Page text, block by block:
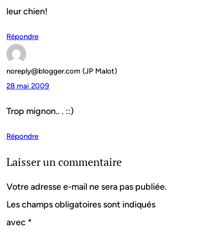
leur chien!
Répondre
noreply@blogger.com (JP Malot)
28 mai 2009
Trop mignon.. . ::)
Répondre
Laisser un commentaire
Votre adresse e-mail ne sera pas publiée.
Les champs obligatoires sont indiqués
avec *